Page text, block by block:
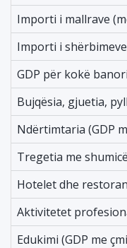
Importi i mallrave
Importi i
GDP për kokë
Bujqësia, gjuetia,
Ndërtimtaria (GDP
Tregetia me
Hotelet dhe
Aktivitetet
Edukimi (GDP me